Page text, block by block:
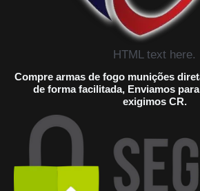
HTML text here.
Compre armas de fogo munições
de forma facilitada, Enviamos
exigimos CR.